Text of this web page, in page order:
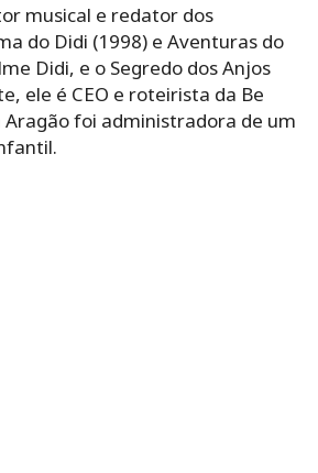
musical e redator dos
do Didi (1998) e Aventuras do
Didi, e o Segredo dos Anjos
ele é CEO e roteirista da Be
Aragão foi administradora de um